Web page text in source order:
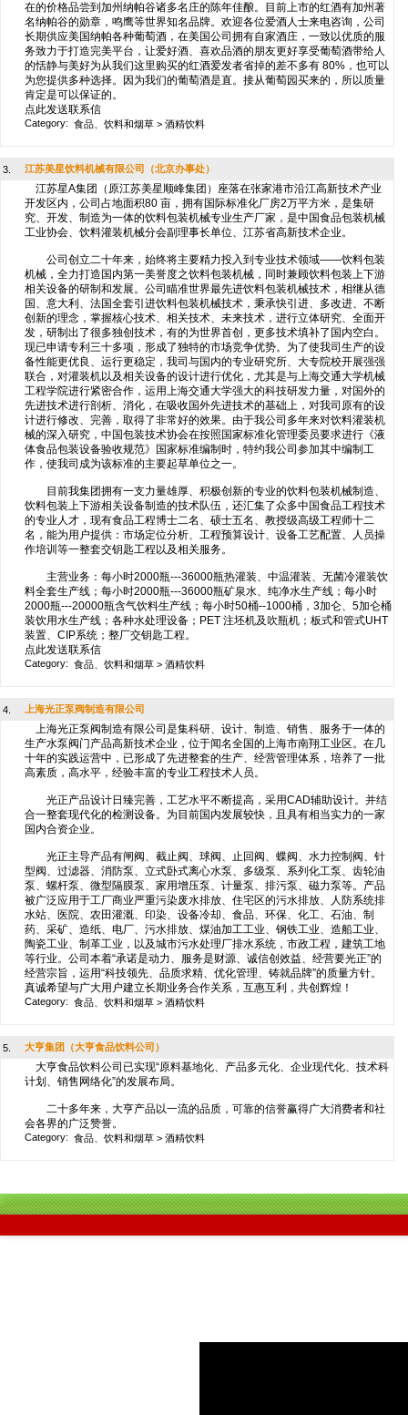
在的价格品尝到加州纳帕谷诸多名庄的陈年佳酿。目前上市的红酒有加州著
名纳帕谷的勋章，鸣鹰等世界知名品牌。欢迎各位爱酒人士来电咨询，公司
长期供应美国纳帕各种葡萄酒，在美国公司拥有自家酒庄，一致以优质的服
务致力于打造完美平台，让爱好酒、喜欢品酒的朋友更好享受葡萄酒带给人
的恬静与美好为从我们这里购买的红酒爱发者省掉的差不多有 80%，也可以
为您提供多种选择。因为我们的葡萄酒是直。接从葡萄园买来的，所以质量
肯定是可以保证的。
点此发送联系信
Category: 食品、饮料和烟草 > 酒精饮料
3. 江苏美星饮料机械有限公司（北京办事处）
江苏星A集团（原江苏美星顺峰集团）座落在张家港市沿江高新技术产业
开发区内，公司占地面积80 亩，拥有国际标准化厂房2万平方米，是集研
究、开发、制造为一体的饮料包装机械专业生产厂家，是中国食品包装机械
工业协会、饮料灌装机械分会副理事长单位、江苏省高新技术企业。
公司创立二十年来，始终将主要精力投入到专业技术领域——饮料包装
机械，全力打造国内第一美誉度之饮料包装机械，同时兼顾饮料包装上下游
相关设备的研制和发展。公司瞄准世界最先进饮料包装机械技术，相继从德
国、意大利、法国全套引进饮料包装机械技术，秉承快引进、多改进、不断
创新的理念，掌握核心技术、相关技术、未来技术，进行立体研究、全面开
发，研制出了很多独创技术，有的为世界首创，更多技术填补了国内空白。
现已申请专利三十多项，形成了独特的市场竞争优势。为了使我司生产的设
备性能更优良、运行更稳定，我司与国内的专业研究所、大专院校开展强强
联合，对灌装机以及相关设备的设计进行优化，尤其是与上海交通大学机械
工程学院进行紧密合作，运用上海交通大学强大的科技研发力量，对国外的
先进技术进行剖析、消化，在吸收国外先进技术的基础上，对我司原有的设
计进行修改、完善，取得了非常好的效果。由于我公司多年来对饮料灌装机
械的深入研究，中国包装技术协会在按照国家标准化管理委员要求进行《液
体食品包装设备验收规范》国家标准编制时，特约我公司参加其中编制工
作，使我司成为该标准的主要起草单位之一。
目前我集团拥有一支力量雄厚、积极创新的专业的饮料包装机械制造、
饮料包装上下游相关设备制造的技术队伍，还汇集了众多中国食品工程技术
的专业人才，现有食品工程博士二名、硕士五名、教授级高级工程师十二
名，能为用户提供：市场定位分析、工程预算设计、设备工艺配置、人员操
作培训等一整套交钥匙工程以及相关服务。
主营业务：每小时2000瓶---36000瓶热灌装、中温灌装、无菌冷灌装饮
料全套生产线；每小时2000瓶---36000瓶矿泉水、纯净水生产线；每小时
2000瓶---20000瓶含气饮料生产线；每小时50桶--1000桶，3加仑、5加仑桶
装饮用水生产线；各种水处理设备；PET 注坯机及吹瓶机；板式和管式UHT
装置、CIP系统；整厂交钥匙工程。
点此发送联系信
Category: 食品、饮料和烟草 > 酒精饮料
4. 上海光正泵阀制造有限公司
上海光正泵阀制造有限公司是集科研、设计、制造、销售、服务于一体的
生产水泵阀门产品高新技术企业，位于闻名全国的上海市南翔工业区。在几
十年的实践运营中，已形成了先进整套的生产、经营管理体系，培养了一批
高素质，高水平，经验丰富的专业工程技术人员。
光正产品设计日臻完善，工艺水平不断提高，采用CAD辅助设计。并结
合一整套现代化的检测设备。为目前国内发展较快，且具有相当实力的一家
国内合资企业。
光正主导产品有闸阀、截止阀、球阀、止回阀、蝶阀、水力控制阀、针
型阀、过滤器、消防泵、立式卧式离心水泵、多级泵、系列化工泵、齿轮油
泵、螺杆泵、微型隔膜泵、家用增压泵、计量泵、排污泵、磁力泵等。产品
被广泛应用于工厂商业严重污染废水排放、住宅区的污水排放、人防系统排
水站、医院、农田灌溉、印染、设备冷却、食品、环保、化工、石油、制
药、采矿、造纸、电厂、污水排放、煤油加工工业、钢铁工业、造船工业、
陶瓷工业、制革工业，以及城市污水处理厂排水系统，市政工程，建筑工地
等行业。公司本着“承诺是动力、服务是财源、诚信创效益、经营要光正”的
经营宗旨，运用“科技领先、品质求精、优化管理、铸就品牌”的质量方针。
真诚希望与广大用户建立长期业务合作关系，互惠互利，共创辉煌！
Category: 食品、饮料和烟草 > 酒精饮料
5. 大亨集团（大亨食品饮料公司）
大亨食品饮料公司已实现“原料基地化、产品多元化、企业现代化、技术科
计划、销售网络化”的发展布局。
二十多年来，大亨产品以一流的品质，可靠的信誉赢得广大消费者和社
会各界的广泛赞誉。
Category: 食品、饮料和烟草 > 酒精饮料